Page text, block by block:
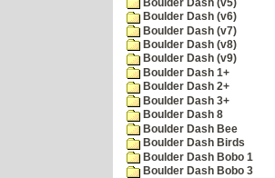
Boulder Dash (v5)
Boulder Dash (v6)
Boulder Dash (v7)
Boulder Dash (v8)
Boulder Dash (v9)
Boulder Dash 1+
Boulder Dash 2+
Boulder Dash 3+
Boulder Dash 8
Boulder Dash Bee
Boulder Dash Birds
Boulder Dash Bobo 1
Boulder Dash Bobo 3